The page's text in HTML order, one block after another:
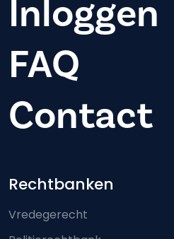
Inloggen
FAQ
Contact
Footer-menu
Rechtbanken
Vredegerecht